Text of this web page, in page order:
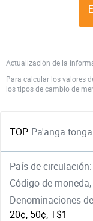
Actualización de la
Para calcular los valores
los tipos de cambio de
TOP Pa'anga
País de circulación:
Código de
Denominaciones
20¢, 50¢, T$1